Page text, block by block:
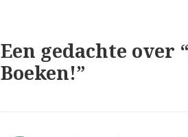
Een gedachte over
Boeken!”